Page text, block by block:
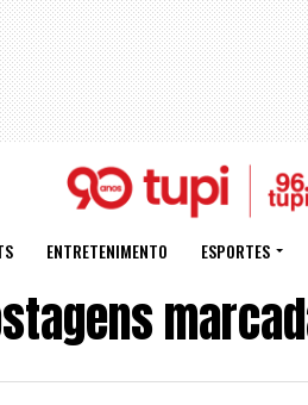
ENTRETENIMENTO ESPORTES